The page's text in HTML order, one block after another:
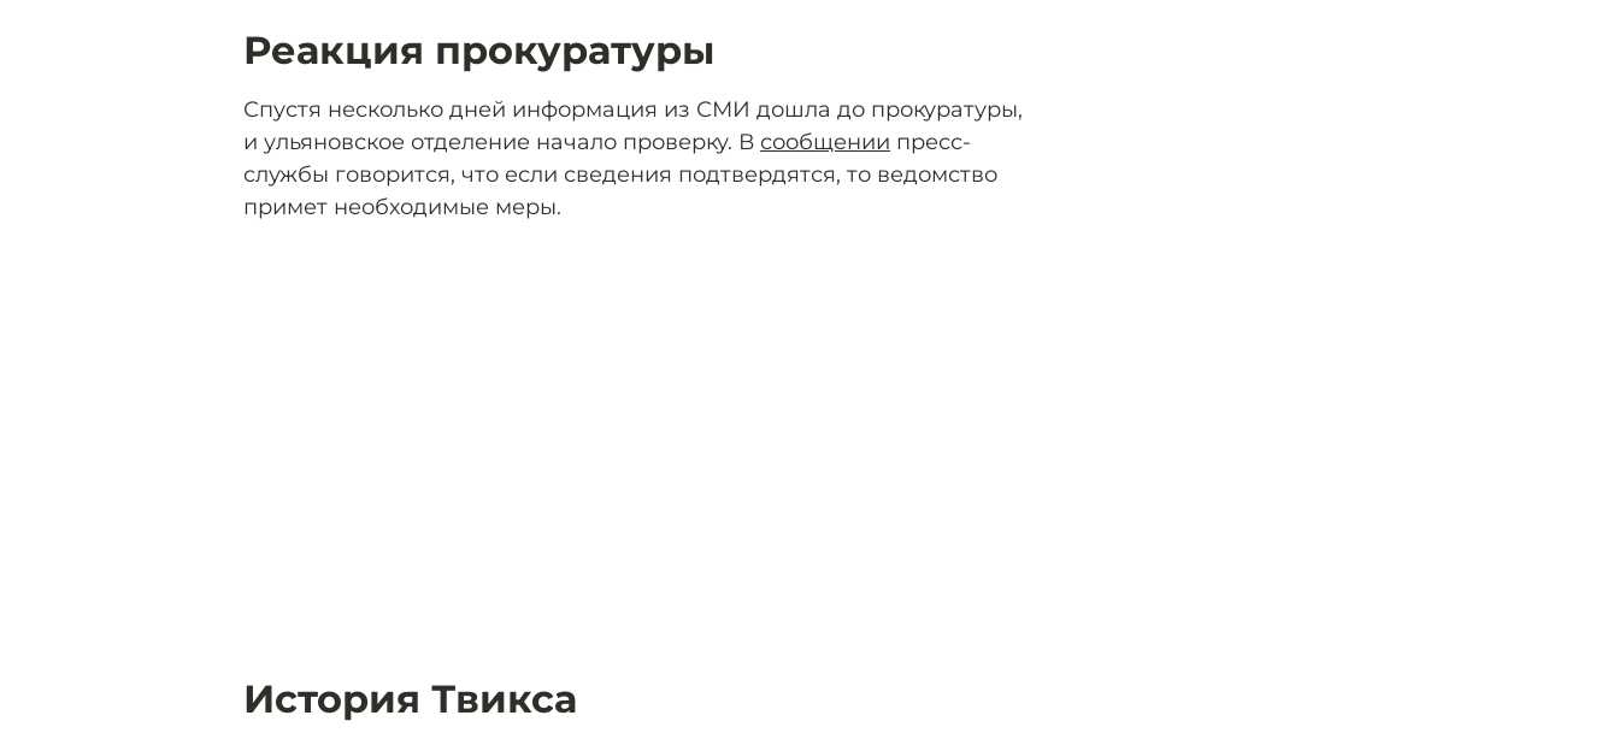
Реакция прокуратуры
Спустя несколько дней информация из СМИ дошла до прокуратуры,
и ульяновское отделение начало проверку. В сообщении пресс-
службы говорится, что если сведения подтвердятся, то ведомство
примет необходимые меры.
История Твикса